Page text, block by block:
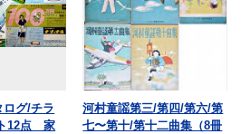
ログ/チラ
12点 家
河村童謡第三/第四/第六/第
七〜第十/第十二曲集（8冊